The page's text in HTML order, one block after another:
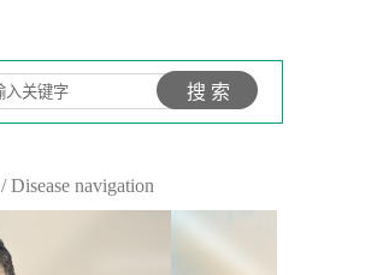
/ Disease navigation